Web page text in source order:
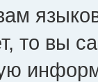
то вы